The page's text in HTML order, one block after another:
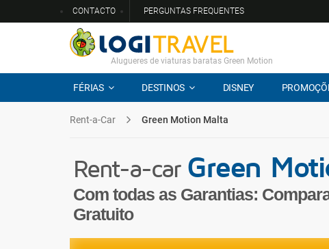
CONTACTO PERGUNTAS FREQUENTES
Alugueres de viaturas baratas Green Motion
FÉRIAS DESTINOS DISNEY
Rent-a-Car Green Motion Malta
Rent-a-car Green
Com todas as Garantias:
Gratuito